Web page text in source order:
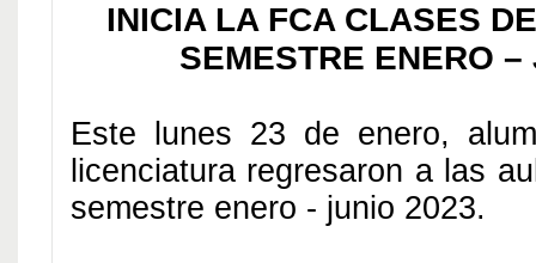
INICIA LA FCA CLASES
SEMESTRE ENERO
Este lunes 23 de enero,
licenciatura regresaron a las
semestre enero - junio 2023.